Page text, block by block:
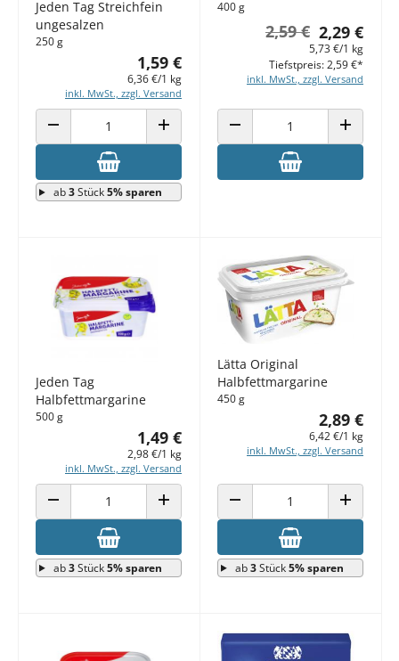
Jeden Tag Streichfein
ungesalzen
250 g
1,59 €
6,36 €/1 kg
inkl. MwSt., zzgl. Versand
ANZAHL VERRINGERN ANZAHL ERHÖHEN
ab3Stück5% sparen
400 g
2,29 €
2,59 €
5,73 €/1 kg
inkl. MwSt., zzgl. Versand
Tiefstpreis: 2,59 €*
ANZAHL VERRINGERN ANZAHL
Jeden Tag
Halbfettmargarine
500 g
1,49 €
2,98 €/1 kg
inkl. MwSt., zzgl. Versand
ANZAHL VERRINGERN ANZAHL ERHÖHEN
ab3Stück5% sparen
Lätta Original
Halbfettmargarine
450 g
2,89 €
6,42 €/1 kg
inkl. MwSt., zzgl. Versand
ANZAHL VERRINGERN ANZAHL
ab3Stück5% sparen